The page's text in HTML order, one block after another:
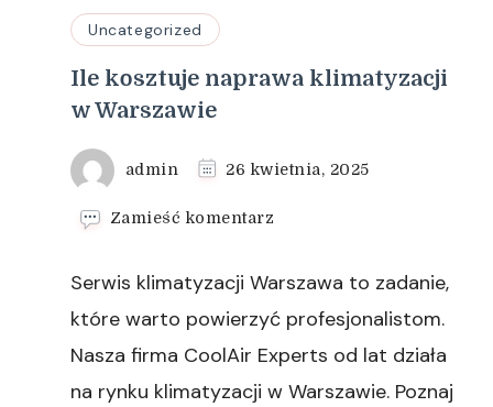
Uncategorized
Ile kosztuje naprawa klimatyzacji
w Warszawie
admin 26 kwietnia, 2025
Zamieść komentarz
kosztuje
naprawa
klimatyzacji
w
Serwis klimatyzacji Warszawa to zadanie,
które warto powierzyć profesjonalistom.
Nasza firma CoolAir Experts od lat działa
na rynku klimatyzacji w Warszawie. Poznaj